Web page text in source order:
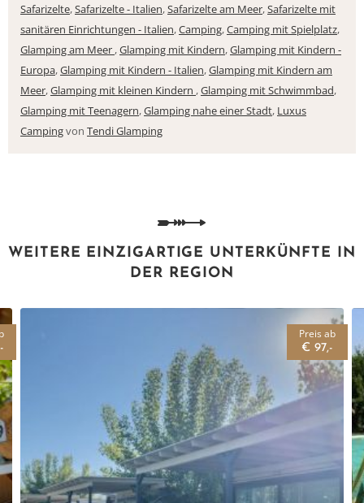
Safarizelte,Safarizelte - Italien,Safarizelte am Meer,Safarizelte mit
sanitären Einrichtungen - Italien,Camping,Camping mit Spielplatz,
Glamping am Meer ,Glamping mit Kindern,Glamping mit Kindern -
Europa,Glamping mit Kindern - Italien,Glamping mit Kindern am
Meer,Glamping mit kleinen Kindern ,Glamping mit Schwimmbad,
Glamping mit Teenagern,Glamping nahe einer Stadt, Luxus
Campingvon Tendi Glamping
WEITERE EINZIGARTIGE UNTERKÜNFTE IN
DER REGION
Preis ab
€ 97,-